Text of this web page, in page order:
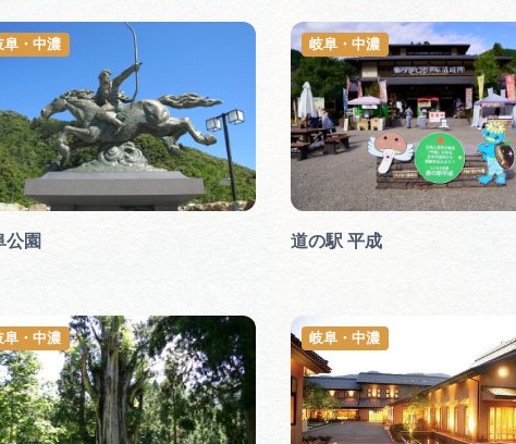
公園
阜・中濃
道の駅 平成
岐阜・中濃
阜・中濃 岐阜・中濃